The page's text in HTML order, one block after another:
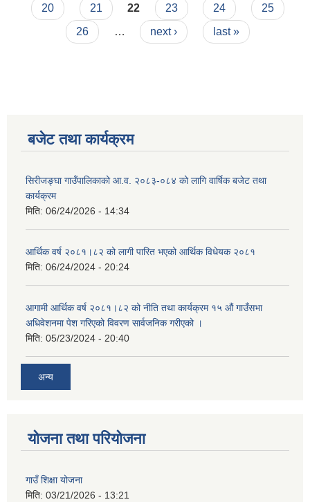
20
21 22 23 24
25
26
… next › last »
बजेट तथा कार्यक्रम
सिरीजङ्घा गाउँपालिकाको आ.व. २०८३-०८४ को लागि वार्षिक बजेट तथा
कार्यक्रम
मिति: 06/24/2026 - 14:34
आर्थिक वर्ष २०८१।८२ को लागी पारित भएको आर्थिक विधेयक २०८१
मिति: 06/24/2024 - 20:24
आगामी आर्थिक वर्ष २०८१।८२ को नीति तथा कार्यक्रम १५ औं गाउँसभा
अधिवेशनमा पेश गरिएको विवरण सार्वजनिक गरीएको ।
मिति: 05/23/2024 - 20:40
अन्य
योजना तथा परियोजना
गाउँ शिक्षा योजना
मिति: 03/21/2026 - 13:21